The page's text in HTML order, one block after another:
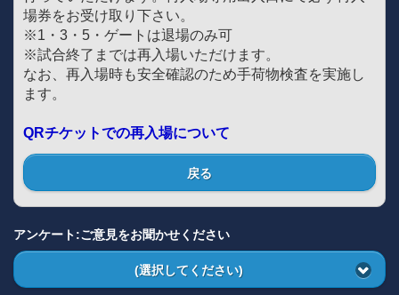
場券をお受け取り下さい。
※1・3・5・ゲートは退場のみ可
※試合終了までは再入場いただけます。
なお、再入場時も安全確認のため手荷物検査を実施し
ます。
QRチケットでの再入場について
戻る
アンケート:ご意見をお聞かせください
(選択してください)